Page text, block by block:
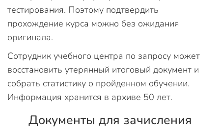
тестирования. Поэтому подтвердить
прохождение курса можно без ожидания
оригинала.
Сотрудник учебного центра по запросу может
восстановить утерянный итоговый документ и
собрать статистику о пройденном обучении.
Информация хранится в архиве 50 лет.
Документы для зачисления